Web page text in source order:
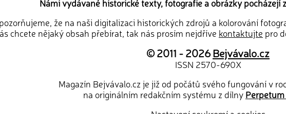
Námi vydávané historické texty, fotografie a obrázky pocházejí
že na naši digitalizaci historických zdrojů a kolorování
chcete nějaký obsah přebírat, tak nás prosím nejdříve kontaktujte pro
© 2011 - 2026Bejvávalo.cz
ISSN 2570-690X
Magazín Bejvávalo.cz je již od počátů svého fungování v
na originálním redakčním systému z dílny Perpetum